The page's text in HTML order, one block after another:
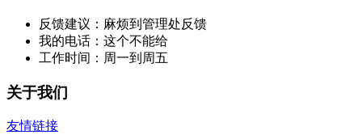
反馈建议：麻烦到管理处反馈
我的电话：这个不能给
工作时间：周一到周五
关于我们
友情链接